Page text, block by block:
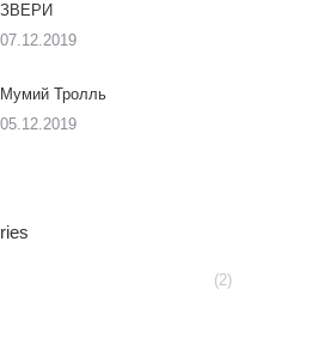
ЗВЕРИ
07.12.2019
Мумий Тролль
05.12.2019
(2)